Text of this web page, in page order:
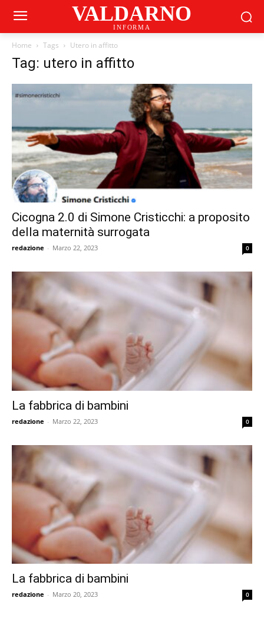
VALDARNO
INFORMA
Home Tags Utero in affitto
Tag: utero in affitto
Cicogna 2.0 di Simone Cristicchi: a proposito
della maternità surrogata
redazione - Marzo 22, 2023 0
La fabbrica di bambini
redazione - Marzo 22, 2023 0
La fabbrica di bambini
redazione - Marzo 20, 2023 0